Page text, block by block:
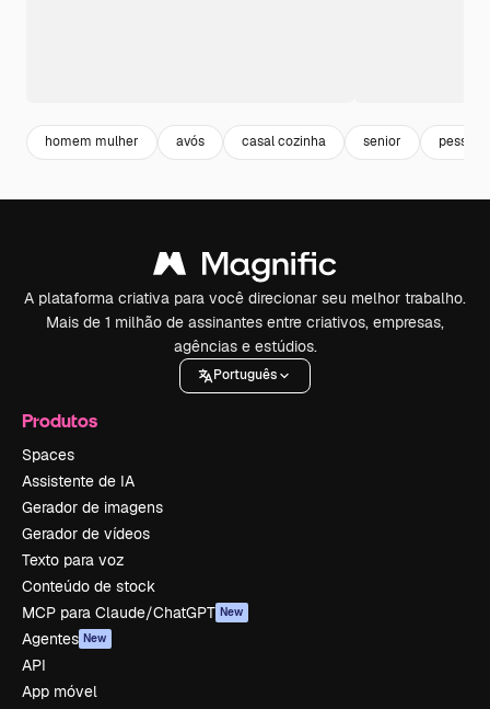
homem mulher avós casal cozinha senior pessoas
A plataforma criativa para você direcionar seu melhor trabalho.
Mais de 1 milhão de assinantes entre criativos, empresas,
agências e estúdios.
Português
Produtos
Spaces
Assistente de IA
Gerador de imagens
Gerador de vídeos
Texto para voz
Conteúdo de stock
MCP para Claude/ChatGPT New
Agentes New
API
App móvel